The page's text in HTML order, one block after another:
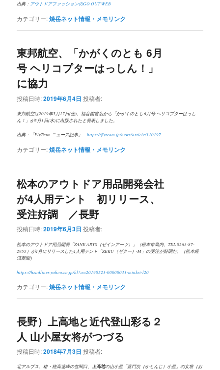
出典： アウトドアファッションのGO OUT WEB
カテゴリー:焼岳ネット情報・メモリンク
東邦航空、「かがくのとも 6月
号 ヘリコプターはっしん！」
に協力
投稿日時:2019年6月4日 投稿者:
東邦航空は2019年5月17日(金)、福音館書店から「かがくのとも 6月号 ヘリコプターはっし
ん！」が5月1日(水)に出版されたと発表しました。
出典：「FlyTeam ニュース記事」https://flyteam.jp/news/article/110197
カテゴリー:焼岳ネット情報・メモリンク
松本のアウトドア用品開発会社
が4人用テント 初リリース、
受注好調 ／長野
投稿日時:2019年6月3日 投稿者:
松本のアウトドア用品開発「ZANE ARTS（ゼインアーツ）」（松本市島内、TEL 0263-87-
2955）が4月にリリースした4人用テント「ZEKU（ゼクー）-M」の受注が好調だ。（松本経
済新聞）
https://headlines.yahoo.co.jp/hl?a=20190521-00000031-minkei-l20
カテゴリー:焼岳ネット情報・メモリンク
長野）上高地と近代登山彩る２
人 山小屋女将がつづる
投稿日時:2018年7月3日 投稿者:
北アルプス、槍・穂高連峰の玄関口、上高地の山小屋「嘉門次（かもんじ）小屋」の女将（お